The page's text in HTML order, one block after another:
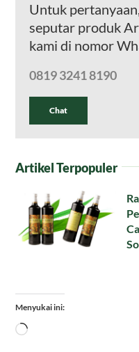
Untuk
seputar produk
kami di nomor
0819 3241 8190
Chat
Artikel Terpopuler
Menyukai ini:
Memuat...